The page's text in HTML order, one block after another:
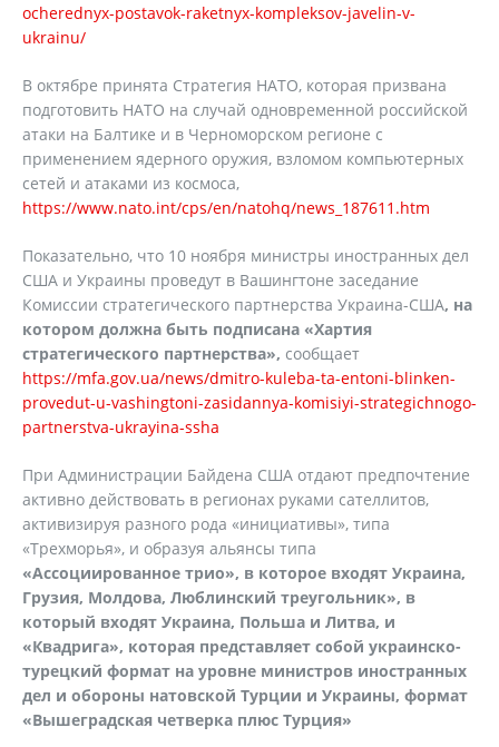
ocherednyx-postavok-raketnyx-kompleksov-javelin-v-
ukrainu/
В октябре принята Стратегия НАТО, которая призвана
подготовить НАТО на случай одновременной российской
атаки на Балтике и в Черноморском регионе с
применением ядерного оружия, взломом компьютерных
сетей и атаками из космоса,
https://www.nato.int/cps/en/natohq/news_187611.htm
Показательно, что 10 ноября министры иностранных дел
США и Украины проведут в Вашингтоне заседание
Комиссии стратегического партнерства Украина-США, на
котором должна быть подписана «Хартия
стратегического партнерства», сообщает
https://mfa.gov.ua/news/dmitro-kuleba-ta-entoni-blinken-
provedut-u-vashingtoni-zasidannya-komisiyi-strategichnogo-
partnerstva-ukrayina-ssha
При Администрации Байдена США отдают предпочтение
активно действовать в регионах руками сателлитов,
активизируя разного рода «инициативы», типа
«Трехморья», и образуя альянсы типа
«Ассоциированное трио», в которое входят Украина,
Грузия, Молдова, Люблинский треугольник», в
который входят Украина, Польша и Литва, и
«Квадрига», которая представляет собой украинско-
турецкий формат на уровне министров иностранных
дел и обороны натовской Турции и Украины, формат
«Вышеградская четверка плюс Турция»